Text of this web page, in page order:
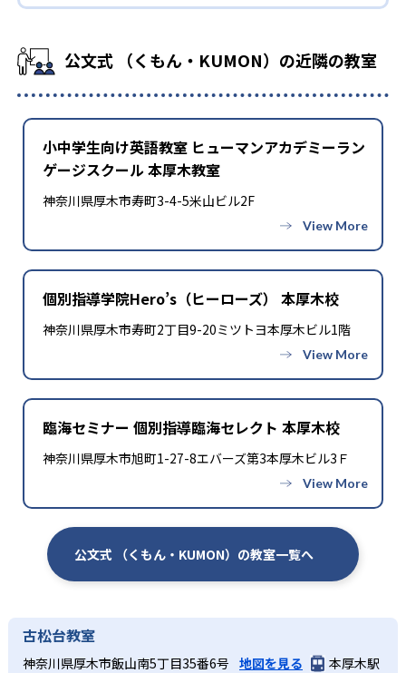
公文式 （くもん・KUMON）の近隣の教室
小中学生向け英語教室 ヒューマンアカデミーラン
ゲージスクール 本厚木教室
神奈川県厚木市寿町3-4-5米山ビル2F
個別指導学院Hero’s（ヒーローズ） 本厚木校
神奈川県厚木市寿町2丁目9-20ミツトヨ本厚木ビル1階
臨海セミナー 個別指導臨海セレクト 本厚木校
神奈川県厚木市旭町1-27-8エバーズ第3本厚木ビル3Ｆ
公文式 （くもん・KUMON）の教室一覧へ
古松台教室
神奈川県厚木市飯山南5丁目35番6号 地図を見る 本厚木駅